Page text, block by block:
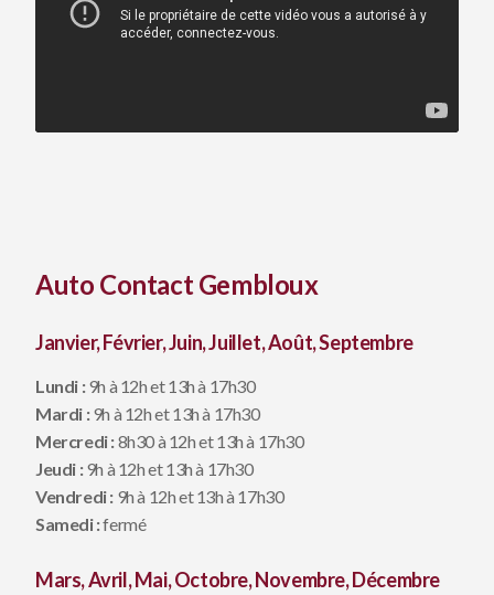
Auto Contact Gembloux
Janvier, Février, Juin, Juillet, Août, Septembre
Lundi :9h à 12h et 13h à 17h30
Mardi :9h à 12h et 13h à 17h30
Mercredi :8h30 à 12h et 13h à 17h30
Jeudi :9h à 12h et 13h à 17h30
Vendredi : 9h à 12h et 13h à 17h30
Samedi :fermé
Mars, Avril, Mai, Octobre, Novembre, Décembre